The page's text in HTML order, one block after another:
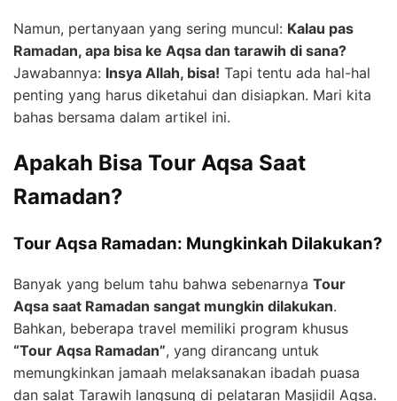
Namun, pertanyaan yang sering muncul: Kalau pas
Ramadan, apa bisa ke Aqsa dan tarawih di sana?
Jawabannya: Insya Allah, bisa! Tapi tentu ada hal-hal
penting yang harus diketahui dan disiapkan. Mari kita
bahas bersama dalam artikel ini.
Apakah Bisa Tour Aqsa Saat
Ramadan?
Tour Aqsa Ramadan: Mungkinkah Dilakukan?
Banyak yang belum tahu bahwa sebenarnya Tour
Aqsa saat Ramadan sangat mungkin dilakukan.
Bahkan, beberapa travel memiliki program khusus
“Tour Aqsa Ramadan”, yang dirancang untuk
memungkinkan jamaah melaksanakan ibadah puasa
dan salat Tarawih langsung di pelataran Masjidil Aqsa.